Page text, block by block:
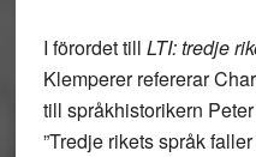
I förordet till LTI: tredje
Klempererrefererar
till språkhistorikern
”Tredje rikets språk